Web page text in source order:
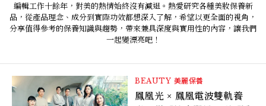
編輯工作十餘年，對美的熱情始終沒有減退。熱愛研究各種美妝保養新
品，從產品理念、成分到實際功效都想深入了解，希望以更全面的視角，
分享值得參考的保養知識與趨勢，帶來兼具深度與實用性的內容，讓我們
一起變漂亮吧！
BEAUTY 美麗保養
鳳凰光 × 鳳凰電波雙軌養